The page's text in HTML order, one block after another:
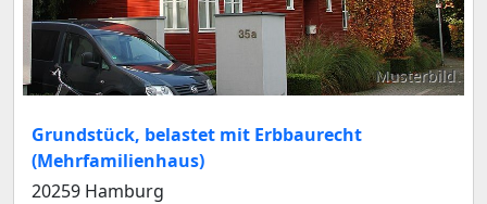
Musterbild
Grundstück, belastet mit Erbbaurecht
(Mehrfamilienhaus)
20259 Hamburg